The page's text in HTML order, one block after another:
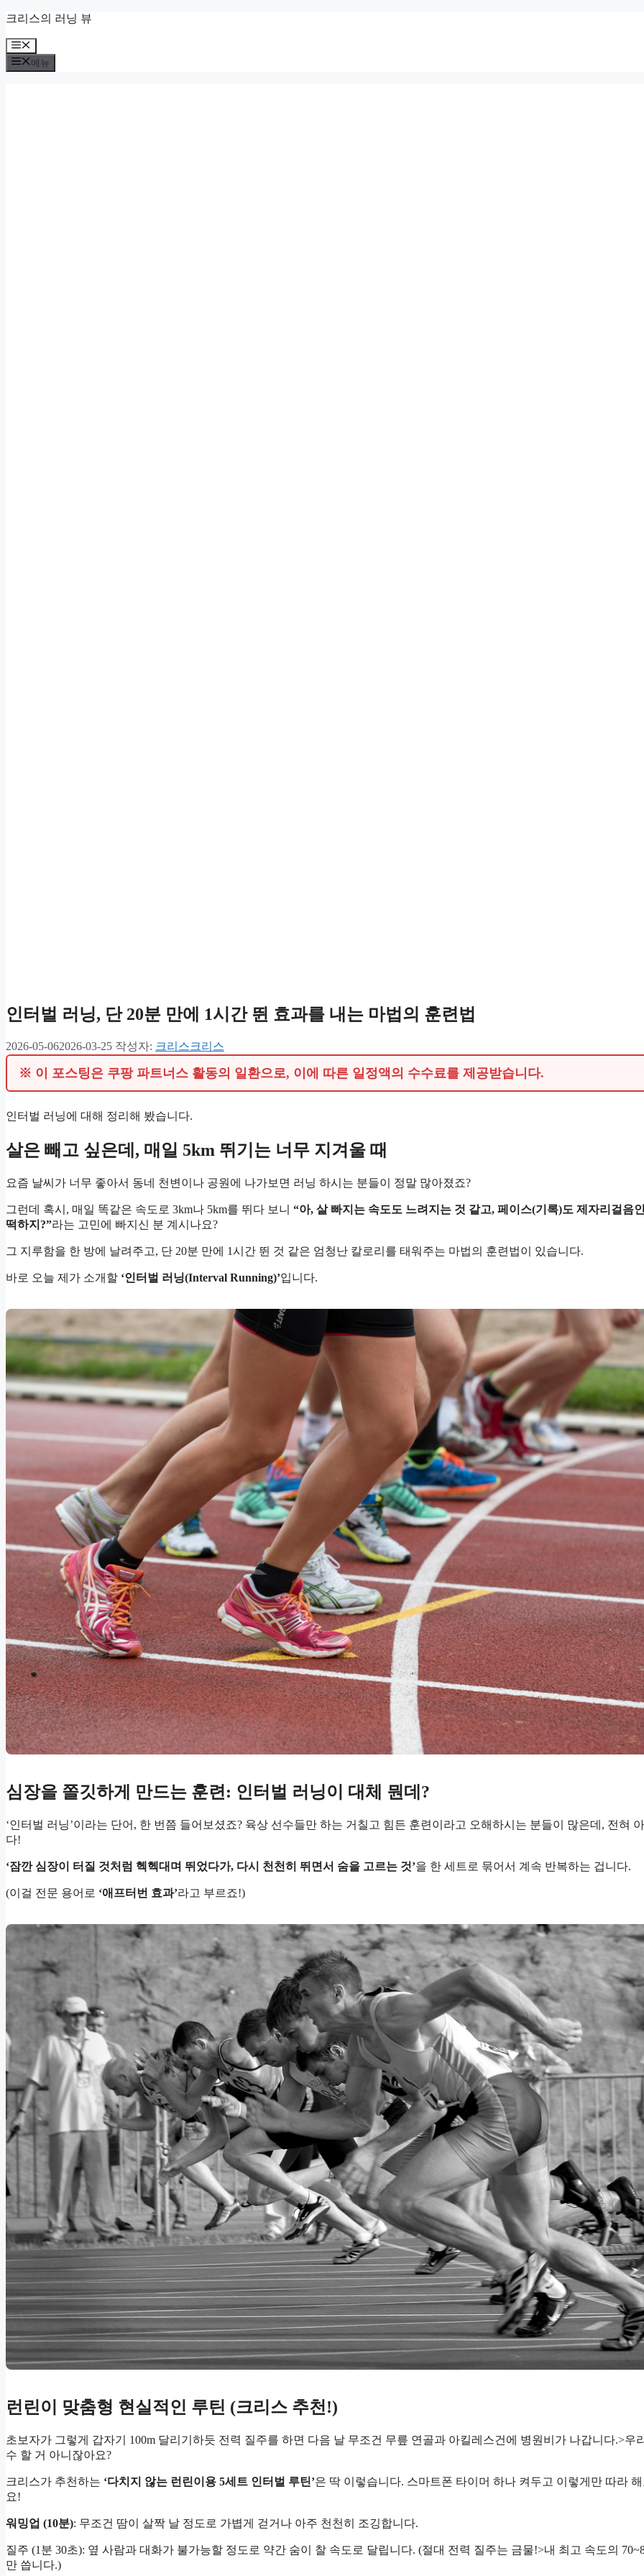
컨
츠
로
크리스의 러닝 뷰
메
뉴
메뉴
인터벌 러닝, 단 20분 만에 1시간 뛴 효과를 내는 마법의 훈련법
2026-05-062026-03-25 작성자: 크리스크리스
※ 이 포스팅은 쿠팡 파트너스 활동의 일환으로, 이에 따른 일정액의 수수료를 제공받습니다.
인터벌 러닝에 대해 정리해 봤습니다.
살은 빼고 싶은데, 매일 5km 뛰기는 너무 지겨울 때
요즘 날씨가 너무 좋아서 동네 천변이나 공원에 나가보면 러닝 하시는 분들이 정말 많아졌죠?
그런데 혹시, 매일 똑같은 속도로 3km나 5km를 뛰다 보니 “아, 살 빠지는 속도도 느려지는 것 같고, 페이스(기록)도 제자리걸음
떡하지?”라는 고민에 빠지신 분 계시나요?
그 지루함을 한 방에 날려주고, 단 20분 만에 1시간 뛴 것 같은 엄청난 칼로리를 태워주는 마법의 훈련법이 있습니다.
바로 오늘 제가 소개할 ‘인터벌 러닝(Interval Running)’입니다.
심장을 쫄깃하게 만드는 훈련: 인터벌 러닝이 대체 뭔데?
‘인터벌 러닝’이라는 단어, 한 번쯤 들어보셨죠? 육상 선수들만 하는 거칠고 힘든 훈련이라고 오해하시는 분들이 많은데, 전혀
다!
‘잠깐 심장이 터질 것처럼 헥헥대며 뛰었다가, 다시 천천히 뛰면서 숨을 고르는 것’을 한 세트로 묶어서 계속 반복하는 겁니다.
(이걸 전문 용어로 ‘애프터번 효과’라고 부르죠!)
런린이 맞춤형 현실적인 루틴 (크리스 추천!)
초보자가 그렇게 갑자기 100m 달리기하듯 전력 질주를 하면 다음 날 무조건 무릎 연골과 아킬레스건에 병원비가 나갑니다.>우
수 할 거 아니잖아요?
크리스가 추천하는 ‘다치지 않는 런린이용 5세트 인터벌 루틴’은 딱 이렇습니다. 스마트폰 타이머 하나 켜두고 이렇게만 따라
요!
워밍업 (10분): 무조건 땀이 살짝 날 정도로 가볍게 걷거나 아주 천천히 조깅합니다.
질주 (1분 30초): 옆 사람과 대화가 불가능할 정도로 약간 숨이 찰 속도로 달립니다. (절대 전력 질주는 금물!>내 최고 속도의
만 씁니다.)